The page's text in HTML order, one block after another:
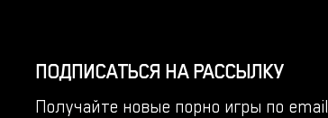
ПОДПИСАТЬСЯ НА РАССЫЛКУ
Получайте новые порно игры по